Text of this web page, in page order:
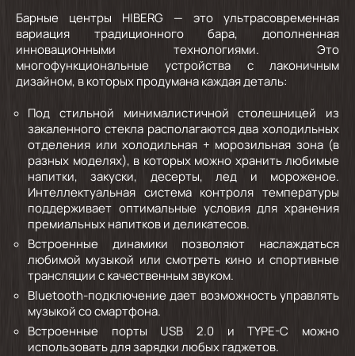
Барные центры HIBERG — это ультрасовременная
вариация традиционного бара, дополненная
инновационными технологиями. Это
многофункциональные устройства с лаконичным
дизайном, в которых продумана каждая деталь:
Под стильной минималистичной столешницей из
закаленного стекла располагаются два холодильных
отделения или холодильная + морозильная зона (в
разных моделях), в которых можно хранить любимые
напитки, закуски, десерты, лед и мороженое.
Интеллектуальная система контроля температуры
поддерживает оптимальные условия для хранения
премиальных напитков и деликатесов.
Встроенные динамики позволяют наслаждаться
любимой музыкой или смотреть кино и спортивные
трансляции с качественным звуком.
Bluetooth-подключениедает возможность управлять
музыкой со смартфона.
Встроенные порты USB 2.0 и TYPE-C можно
использовать для зарядки любых гаджетов.